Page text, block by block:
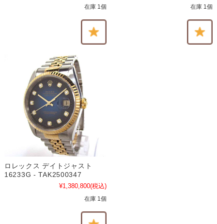
在庫 1個 在庫 1個
ロレックス デイトジャスト
16233G - TAK2500347
¥1,380,800(税込)
在庫 1個